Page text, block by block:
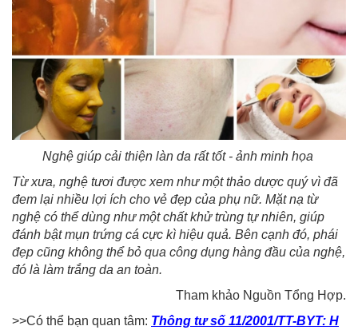
Nghệ giúp cải thiện làn da rất tốt - ảnh minh họa
Từ xưa, nghệ tươi được xem như một thảo dược quý vì đã
đem lại nhiều lợi ích cho vẻ đẹp của phụ nữ. Mặt nạ từ
nghệ có thể dùng như một chất khử trùng tự nhiên, giúp
đánh bật mụn trứng cá cực kì hiệu quả. Bên cạnh đó, phái
đẹp cũng không thể bỏ qua công dụng hàng đầu của nghệ,
đó là làm trắng da an toàn.
Tham khảo Nguồn Tổng Hợp.
>>Có thể bạn quan tâm: Thông tư số 11/2001/TT-BYT: H